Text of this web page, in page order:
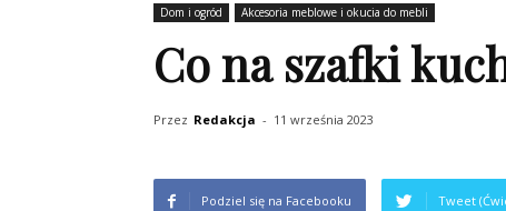
Dom i ogród Akcesoria meblowe i okucia do mebli
Co na szafki
Przez Redakcja - 11 września 2023
Podziel się na Facebooku Tweet